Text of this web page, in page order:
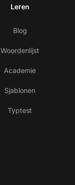
Leren
Blog
Woordenlijst
Academie
Sjablonen
Typtest